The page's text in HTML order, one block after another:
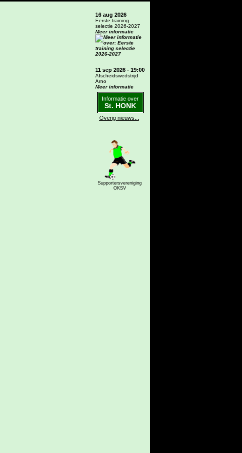
16 aug 2026
Eerste training
selectie 2026-2027
Meer informatie
11 sep 2026 - 19:00
Afscheidswedstrijd
Arno
Meer informatie
Informatie over
St. HONK
Overig nieuws...
Supportersvereniging
OKSV